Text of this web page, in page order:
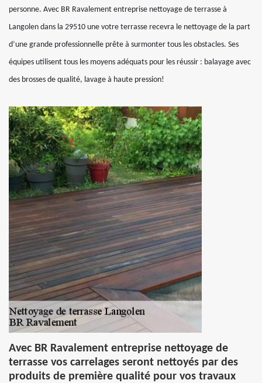
personne. Avec BR Ravalement entreprise nettoyage de terrasse à
Langolen dans la 29510 une votre terrasse recevra le nettoyage de la part
d’une grande professionnelle prête à surmonter tous les obstacles. Ses
équipes utilisent tous les moyens adéquats pour les réussir : balayage avec
des brosses de qualité, lavage à haute pression!
Avec BR Ravalement entreprise nettoyage de
terrasse vos carrelages seront nettoyés par des
produits de première qualité pour vos travaux